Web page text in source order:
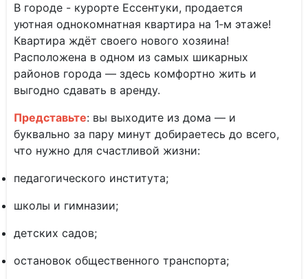
В городе - курорте Ессентуки, продается
уютная однокомнатная квартира на 1‑м этаже!
Квартира ждёт своего нового хозяина!
Расположена в одном из самых шикарных
районов города — здесь комфортно жить и
выгодно сдавать в аренду.
Представьте: вы выходите из дома — и
буквально за пару минут добираетесь до всего,
что нужно для счастливой жизни:
педагогического института;
школы и гимназии;
детских садов;
остановок общественного транспорта;